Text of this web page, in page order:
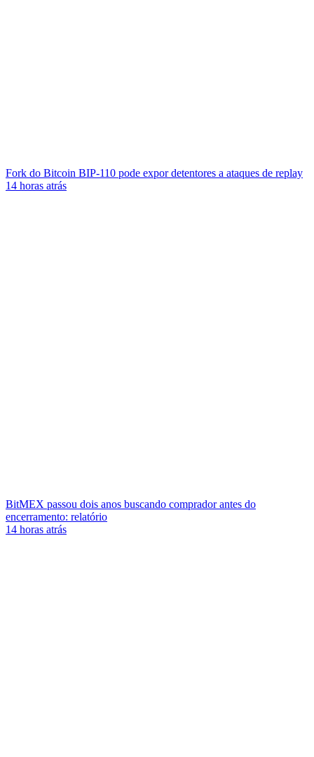
Fork do Bitcoin BIP-110 pode expor detentores a ataques de replay
14 horas atrás
BitMEX passou dois anos buscando comprador antes do
encerramento: relatório
14 horas atrás